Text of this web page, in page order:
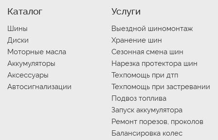
Каталог
Шины
Диски
Моторные масла
Аккумуляторы
Аксессуары
Автосигнализации
Услуги
Выездной шиномонтаж
Хранение шин
Сезонная смена шин
Нарезка протектора шин
Техпомощь при дтп
Техпомощь при застревании
Подвоз топлива
Запуск аккумулятора
Ремонт порезов, проколов
Балансировка колес